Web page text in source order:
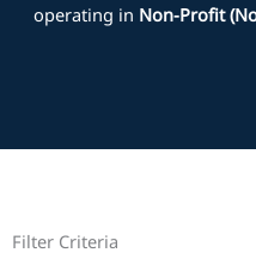
operating in Non-Profit
Filter Criteria